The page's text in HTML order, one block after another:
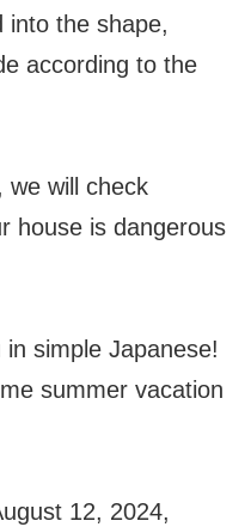
into the shape,
according to the
we will check
house is dangerous
simple Japanese!
summer vacation
12, 2024,